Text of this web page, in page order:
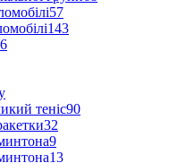
57
143
теніс90
32
9
13